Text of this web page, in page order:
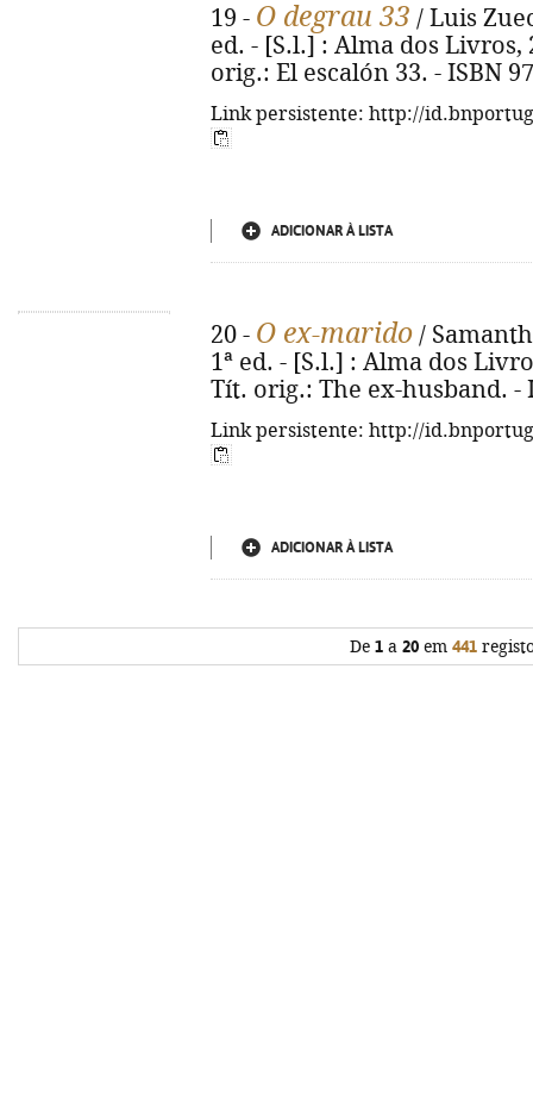
19 - O degrau 33 / Luis
ed. - [S.l.] : Alma dos Livros,
orig.: El escalón 33. - ISBN
Link persistente: http://
ADICIONAR À LISTA
20 - O ex-marido /
1ª ed. - [S.l.] : Alma dos
Tít. orig.: The ex-husband. -
Link persistente: http://
ADICIONAR À LISTA
De 1 a 20 em 441